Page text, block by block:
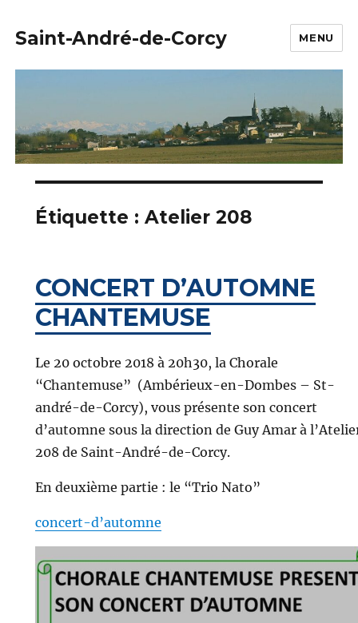
Saint-André-de-Corcy MENU
Étiquette : Atelier 208
CONCERT D’AUTOMNE
CHANTEMUSE
Le 20 octobre 2018 à 20h30, la Chorale
“Chantemuse” (Ambérieux-en-Dombes – St-
andré-de-Corcy), vous présente son concert
d’automne sous la direction de Guy Amar à
208 de Saint-André-de-Corcy.
En deuxième partie : le “Trio Nato”
concert-d’automne